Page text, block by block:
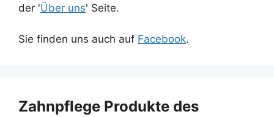
der 'Über uns' Seite.
Sie finden uns auch auf Facebook.
Zahnpflege Produkte des